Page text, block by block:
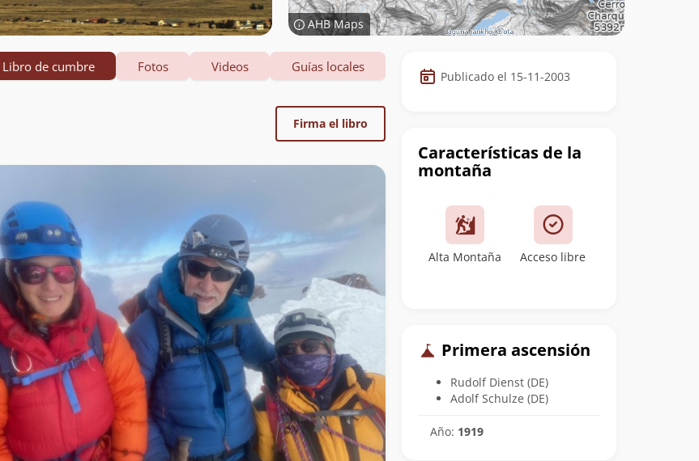
AHB Maps
Datos
de
cumbre
Publicado el 15-11-2003
Características de la
montaña
Alta Montaña Acceso libre
Primera ascensión
Rudolf Dienst (DE)
Adolf Schulze (DE)
Año: 1919
Libro de cumbre Fotos Videos Guías locales
Firma el libro